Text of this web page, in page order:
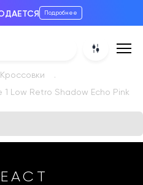
Подробнее
Кроссовки
1 Low Retro Shadow Echo Pink